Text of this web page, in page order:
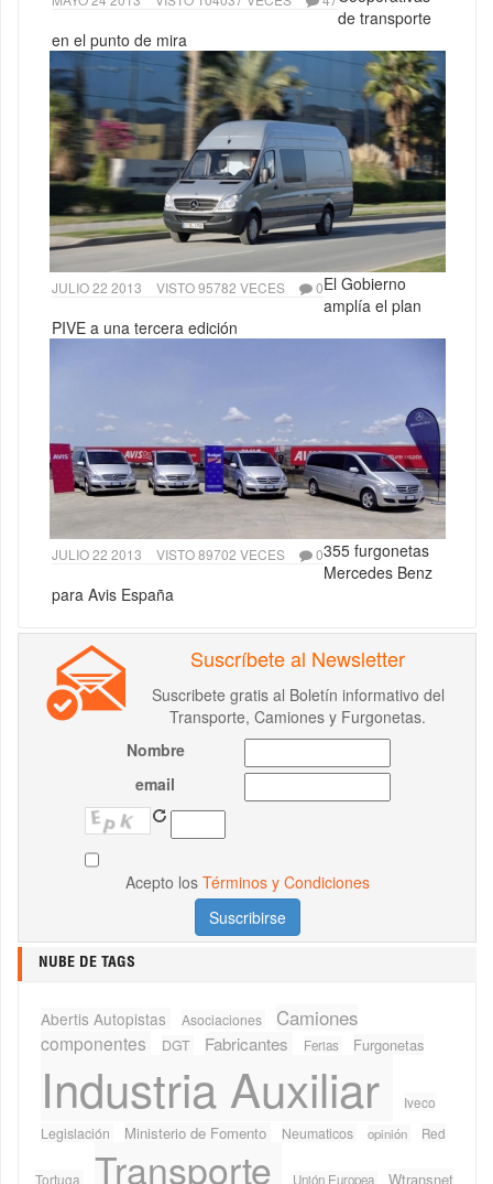
de transporte
en el punto de mira
JULIO 22 2013 VISTO 95782 VECES 0El Gobierno
amplía el plan
PIVE a una tercera edición
JULIO 22 2013 VISTO 89702 VECES 0355 furgonetas
Mercedes Benz
para Avis España
Suscríbete al Newsletter
Suscribete gratis al Boletín informativo del
Transporte, Camiones y Furgonetas.
Nombre
email
Acepto los Términos y Condiciones
NUBE DE TAGS
Abertis Autopistas Asociaciones Camiones
componentes DGT Fabricantes Ferias Furgonetas
Industria Auxiliar
Iveco
Legislación
Ministerio de Fomento Neumaticos opinión Red
Tortuga Transporte Unión Europea Wtransnet